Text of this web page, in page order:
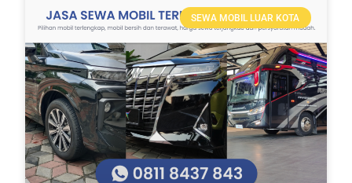
SEWA MOBIL LUAR KOTA